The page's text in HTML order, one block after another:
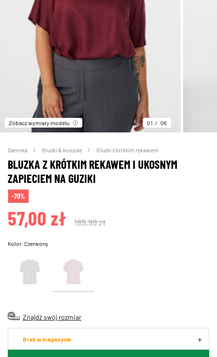
Zobacz wymiary modelu 01 06
Damska Bluzki & koszule Bluzki z krótkim rękawem
BLUZKA Z KRÓTKIM REKAWEM I UKOSNYM
ZAPIECIEM NA GUZIKI
-70%
57,00 zł 189,99 zł
Kolor:Czerwony
Znajdź swój rozmiar
Brak w magazynie